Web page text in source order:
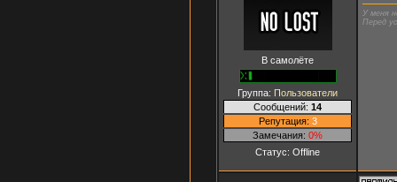
В самолёте
Группа: Пользователи
Сообщений: 14
Репутация: 3
Замечания: 0%
Статус: Offline
У меня
Перед